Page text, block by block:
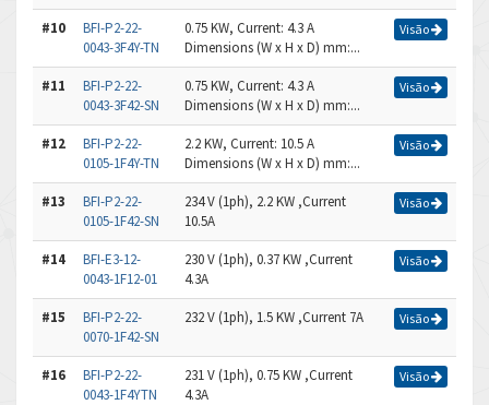
#10
BFI-P2-22-
0043-3F4Y-TN
0.75 KW, Current: 4.3 A
Dimensions (W x H x D) mm:...
Visão
#11
BFI-P2-22-
0043-3F42-SN
0.75 KW, Current: 4.3 A
Dimensions (W x H x D) mm:...
Visão
#12
BFI-P2-22-
0105-1F4Y-TN
2.2 KW, Current: 10.5 A
Dimensions (W x H x D) mm:...
Visão
#13
BFI-P2-22-
0105-1F42-SN
234 V (1ph), 2.2 KW ,Current
10.5A
Visão
#14
BFI-E3-12-
0043-1F12-01
230 V (1ph), 0.37 KW ,Current
4.3A
Visão
#15
BFI-P2-22-
0070-1F42-SN
232 V (1ph), 1.5 KW ,Current 7A Visão
#16
BFI-P2-22-
0043-1F4YTN
231 V (1ph), 0.75 KW ,Current
4.3A
Visão